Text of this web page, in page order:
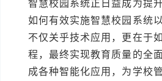
智慧校园系统正日益成为提
如何有效实施智慧校园系统
不仅关乎技术应用，更在于
程，最终实现教育质量的全
成各种智能化应用，为学校